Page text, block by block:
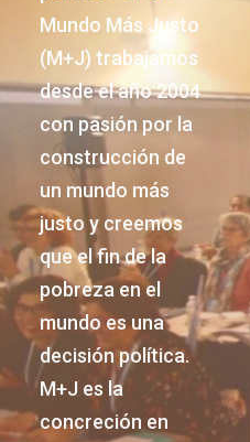
Mundo Más Justo
(M+J) trabajamos
desde el año 2004
con pasión por la
construcción de
un mundo más
justo y creemos
que el fin de la
pobreza en el
mundo es una
decisión política.
M+J es la
concreción en